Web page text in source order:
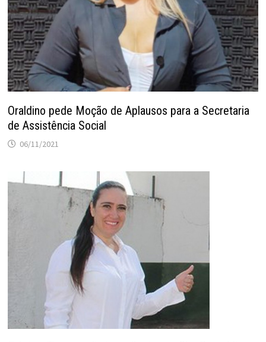
Oraldino pede Moção de Aplausos para a Secretaria
de Assistência Social
06/11/2021